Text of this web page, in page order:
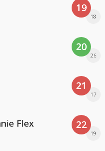
Flex
19
18
20
26
21
17
22
19